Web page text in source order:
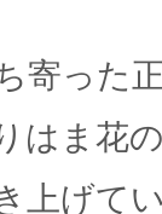
寄った
はま花
上げて